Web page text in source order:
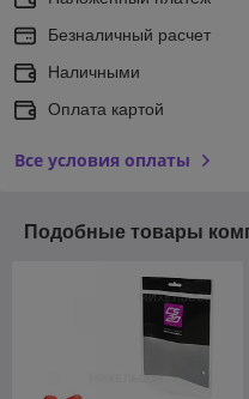
Безналичный расчет
Наличными
Оплата картой
Все условия оплаты
Подобные товары